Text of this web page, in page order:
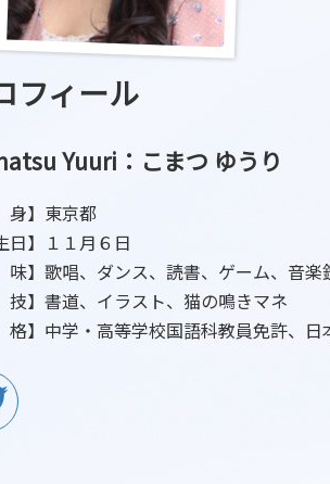
フィール
Yuuri：こまつ ゆうり
身】東京都
日】１１月６日
味】歌唱、ダンス、読書、ゲーム、音
技】書道、イラスト、猫の鳴きマネ
格】中学・高等学校国語科教員免許、